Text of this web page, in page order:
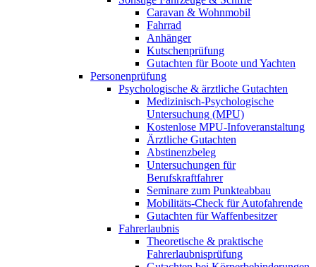
Caravan & Wohnmobil
Fahrrad
Anhänger
Kutschenprüfung
Gutachten für Boote und Yachten
Personenprüfung
Psychologische & ärztliche Gutachten
Medizinisch-Psychologische
Untersuchung (MPU)
Kostenlose MPU-Infoveranstaltung
Ärztliche Gutachten
Abstinenzbeleg
Untersuchungen für
Berufskraftfahrer
Seminare zum Punkteabbau
Mobilitäts-Check für Autofahrende
Gutachten für Waffenbesitzer
Fahrerlaubnis
Theoretische & praktische
Fahrerlaubnisprüfung